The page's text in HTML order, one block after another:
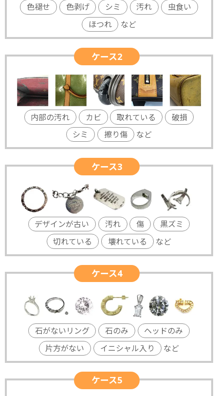
色褪せ 色剥げ シミ 汚れ
虫食い
ほつれ
など
ケース2
内部の汚れ カビ 取れている
破損
シミ
擦り傷 など
ケース3
デザインが古い 汚れ 傷
黒ズミ
切れている
壊れている など
ケース4
石がないリング 石のみ
ヘッドのみ
片方がない
イニシャル入り など
ケース5